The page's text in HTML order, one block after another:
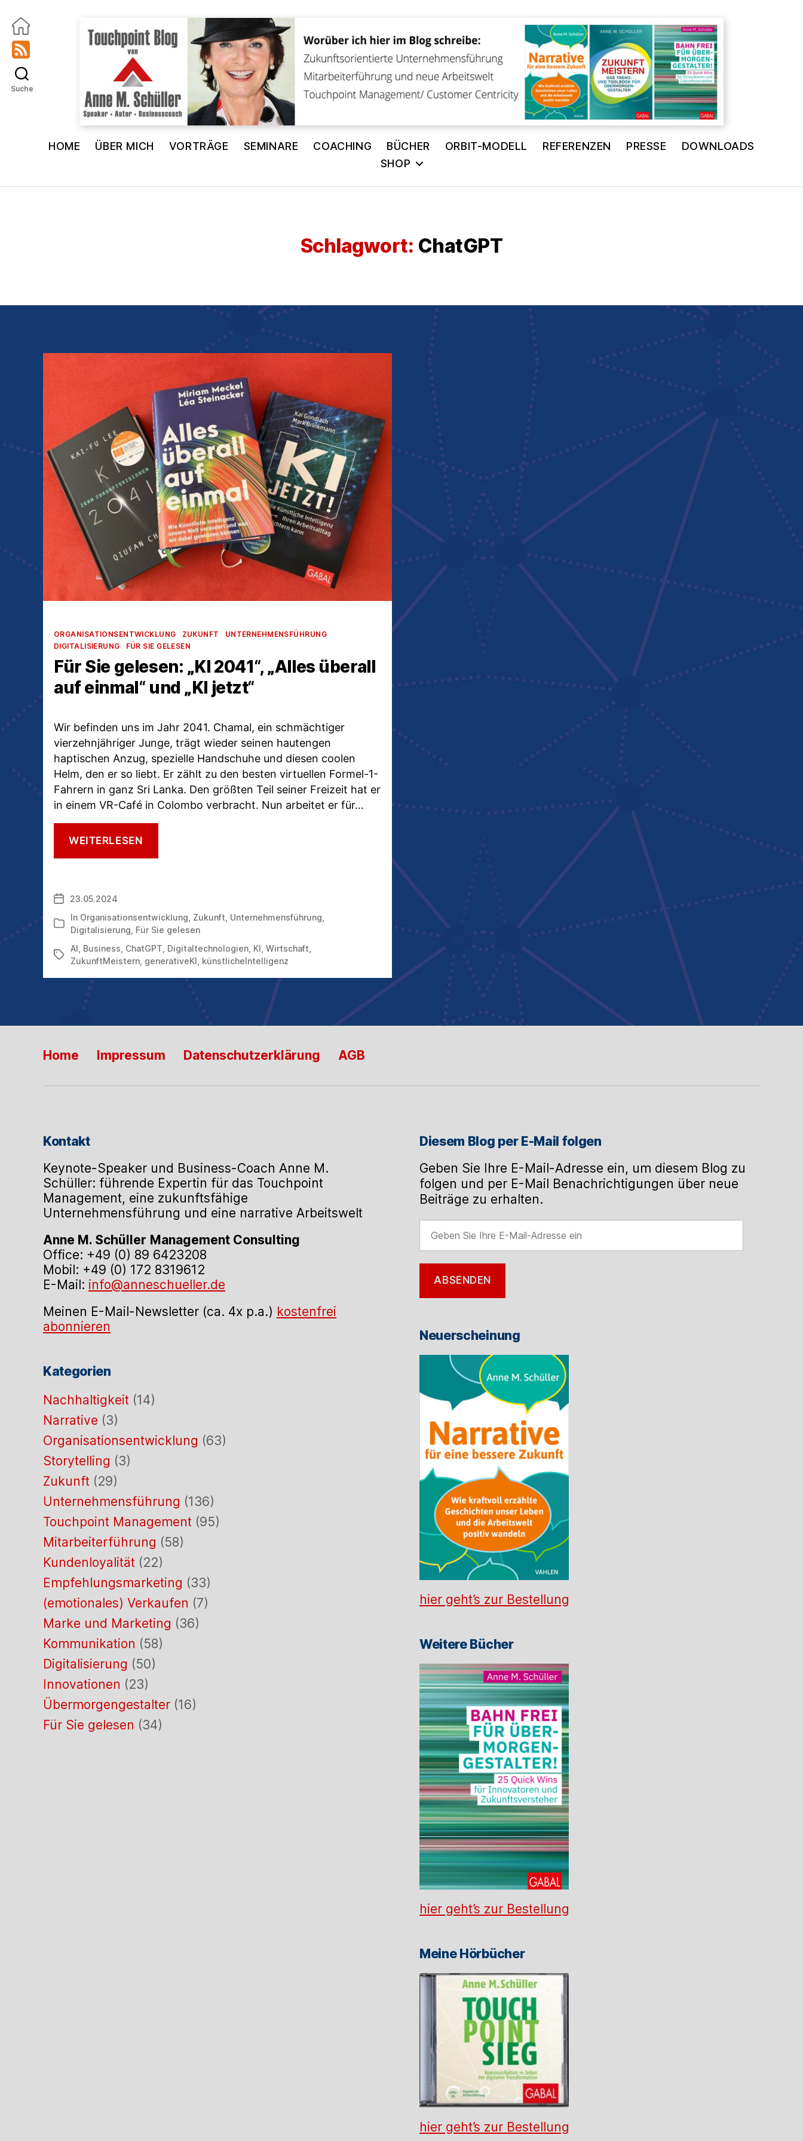
Touchpoint
Blog
HOME ÜBER MICH VORTRÄGE SEMINARE COACHING BÜCHER ORBIT-MODELL REFERENZEN PRESSE
DOWNLOADS
SHOP
Suche
Schlagwort: ChatGPT
Kategorien
ORGANISATIONSENTWICKLUNG ZUKUNFT
UNTERNEHMENSFÜHRUNG
DIGITALISIERUNG
FÜR SIE GELESEN
Für Sie gelesen: „KI 2041“, „Alles überall
auf einmal“ und „KI jetzt“
Wir befinden uns im Jahr 2041. Chamal, ein schmächtiger
vierzehnjähriger Junge, trägt wieder seinen hautengen
haptischen Anzug, spezielle Handschuhe und diesen coolen
Helm, den er so liebt. Er zählt zu den besten virtuellen Formel-1-
Fahrern in ganz Sri Lanka. Den größten Teil seiner Freizeit hat er
in einem VR-Café in Colombo verbracht. Nun arbeitet er für…
WEITERLESEN
ÜBERALL
AUF
UND
„KI
JETZT“
Veröffentlichungsdatum
23.05.2024
Kategorien
In Organisationsentwicklung Zukunft Unternehmensführung
Digitalisierung Für Sie gelesen
Schlagwörter
AI Business ChatGPT Digitaltechnologien KI Wirtschaft
ZukunftMeistern generativeKI künstlicheIntelligenz
Home Impressum Datenschutzerklärung AGB
Kontakt
Keynote-Speaker und Business-Coach Anne M.
Schüller: führende Expertin für das Touchpoint
Management, eine zukunftsfähige
Unternehmensführung und eine narrative Arbeitswelt
Anne M. Schüller Management Consulting
Office: +49 (0) 89 6423208
Mobil: +49 (0) 172 8319612
E-Mail: info@anneschueller.de
Meinen E-Mail-Newsletter (ca. 4x p.a.) kostenfrei
abonnieren
Kategorien
Nachhaltigkeit (14)
Narrative (3)
Organisationsentwicklung (63)
Storytelling (3)
Zukunft (29)
Unternehmensführung (136)
Touchpoint Management (95)
Mitarbeiterführung (58)
Kundenloyalität (22)
Empfehlungsmarketing (33)
(emotionales) Verkaufen (7)
Marke und Marketing (36)
Kommunikation (58)
Digitalisierung (50)
Innovationen (23)
Übermorgengestalter (16)
Für Sie gelesen (34)
Diesem Blog per E-Mail folgen
Geben Sie Ihre E-Mail-Adresse ein, um diesem Blog zu
folgen und per E-Mail Benachrichtigungen über neue
Beiträge zu erhalten.
ABSENDEN
Neuerscheinung
hier geht’s zur Bestellung
Weitere Bücher
hier geht’s zur Bestellung
Meine Hörbücher
hier geht’s zur Bestellung